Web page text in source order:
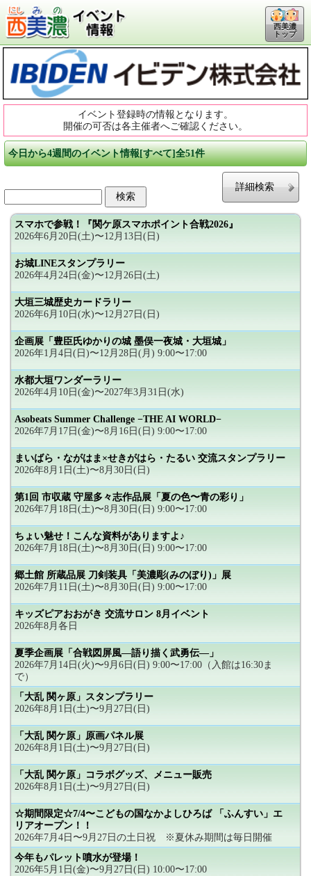
西美濃
トップ
イベント登録時の情報となります。
開催の可否は各主催者へご確認ください。
今日から4週間のイベント情報[すべて]全51件
詳細検索
スマホで参戦！『関ケ原スマホポイント合戦2026』
2026年6月20日(土)〜12月13日(日)
お城LINEスタンプラリー
2026年4月24日(金)〜12月26日(土)
大垣三城歴史カードラリー
2026年6月10日(水)〜12月27日(日)
企画展「豊臣氏ゆかりの城 墨俣一夜城・大垣城」
2026年1月4日(日)〜12月28日(月) 9:00〜17:00
水都大垣ワンダーラリー
2026年4月10日(金)〜2027年3月31日(水)
Asobeats Summer Challenge −THE AI WORLD−
2026年7月17日(金)〜8月16日(日) 9:00〜17:00
まいばら・ながはま×せきがはら・たるい 交流スタンプラリー
2026年8月1日(土)〜8月30日(日)
第1回 市収蔵 守屋多々志作品展「夏の色〜青の彩り」
2026年7月18日(土)〜8月30日(日) 9:00〜17:00
ちょい魅せ！こんな資料がありますよ♪
2026年7月18日(土)〜8月30日(日) 9:00〜17:00
郷土館 所蔵品展 刀剣装具「美濃彫(みのぼり)」展
2026年7月11日(土)〜8月30日(日) 9:00〜17:00
キッズピアおおがき 交流サロン 8月イベント
2026年8月各日
夏季企画展「合戦図屏風―語り描く武勇伝―」
2026年7月14日(火)〜9月6日(日) 9:00〜17:00（入館は16:30ま
で）
「大乱 関ヶ原」スタンプラリー
2026年8月1日(土)〜9月27日(日)
「大乱 関ケ原」原画パネル展
2026年8月1日(土)〜9月27日(日)
「大乱 関ケ原」コラボグッズ、メニュー販売
2026年8月1日(土)〜9月27日(日)
☆期間限定☆7/4〜こどもの国なかよしひろば 「ふんすい」エ
リアオープン！！
2026年7月4日〜9月27日の土日祝 ※夏休み期間は毎日開催
今年もパレット噴水が登場！
2026年5月1日(金)〜9月27日(日) 10:00〜17:00